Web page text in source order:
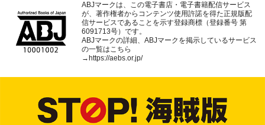
ABJマークは、この電子書店・電子書籍配信サービス
が、著作権者からコンテンツ使用許諾を得た正規版配
信サービスであることを示す登録商標（登録番号 第
6091713号）です。
ABJマークの詳細、ABJマークを掲示しているサービス
の一覧はこちら
→ https://aebs.or.jp/